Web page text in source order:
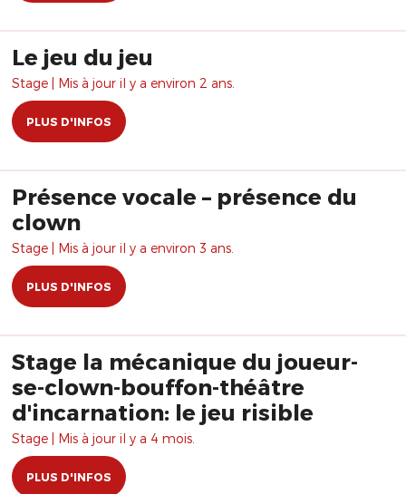
Le jeu du jeu
Stage | Mis à jour il y a environ 2 ans.
PLUS D'INFOS
Présence vocale – présence du
clown
Stage | Mis à jour il y a environ 3 ans.
PLUS D'INFOS
Stage la mécanique du joueur-
se-clown-bouffon-théâtre
d'incarnation: le jeu risible
Stage | Mis à jour il y a 4 mois.
PLUS D'INFOS